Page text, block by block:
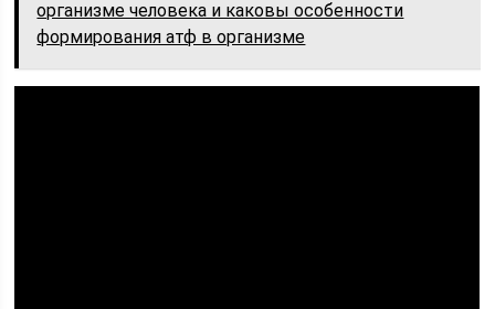
организме человека и каковы особенности
формирования атф в организме